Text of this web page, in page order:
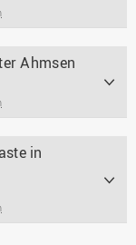
Ahmsen
in